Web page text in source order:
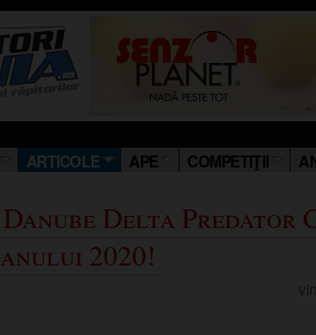
ARTICOLE APE COMPETIŢII
Danube Delta Predator
anului 2020!